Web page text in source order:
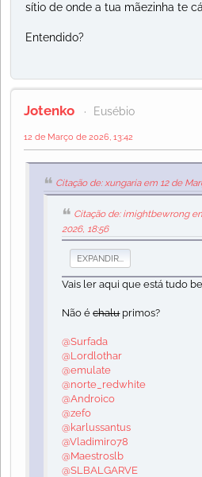
sítio de onde a tua mãezinha te
Entendido?
Jotenko Eusébio
12 de Março de 2026, 13:42
Citação de: xungaria em 12 de
Citação de: imightbewrong
2026, 18:56
EXPANDIR...
Vais ler aqui que está tudo
Não échaluprimos?
@Surfada
@Lordlothar
@emulate
@norte_redwhite
@Androico
@zefo
@karlussantus
@Vladimiro78
@Maestroslb
@SLBALGARVE